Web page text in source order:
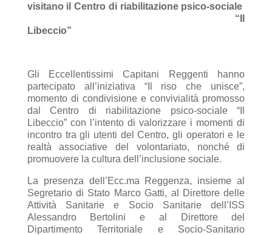
visitano il Centro di riabilitazione psico-sociale
“Il
Libeccio”
Gli Eccellentissimi Capitani Reggenti hanno
partecipato all’iniziativa “Il riso che unisce”,
momento di condivisione e convivialità promosso
dal Centro di riabilitazione psico-sociale “Il
Libeccio” con l’intento di valorizzare i momenti di
incontro tra gli utenti del Centro, gli operatori e le
realtà associative del volontariato, nonché di
promuovere la cultura dell’inclusione sociale.
La presenza dell’Ecc.ma Reggenza, insieme al
Segretario di Stato Marco Gatti, al Direttore delle
Attività Sanitarie e Socio Sanitarie dell’ISS
Alessandro Bertolini e al Direttore del
Dipartimento Territoriale e Socio-Sanitario